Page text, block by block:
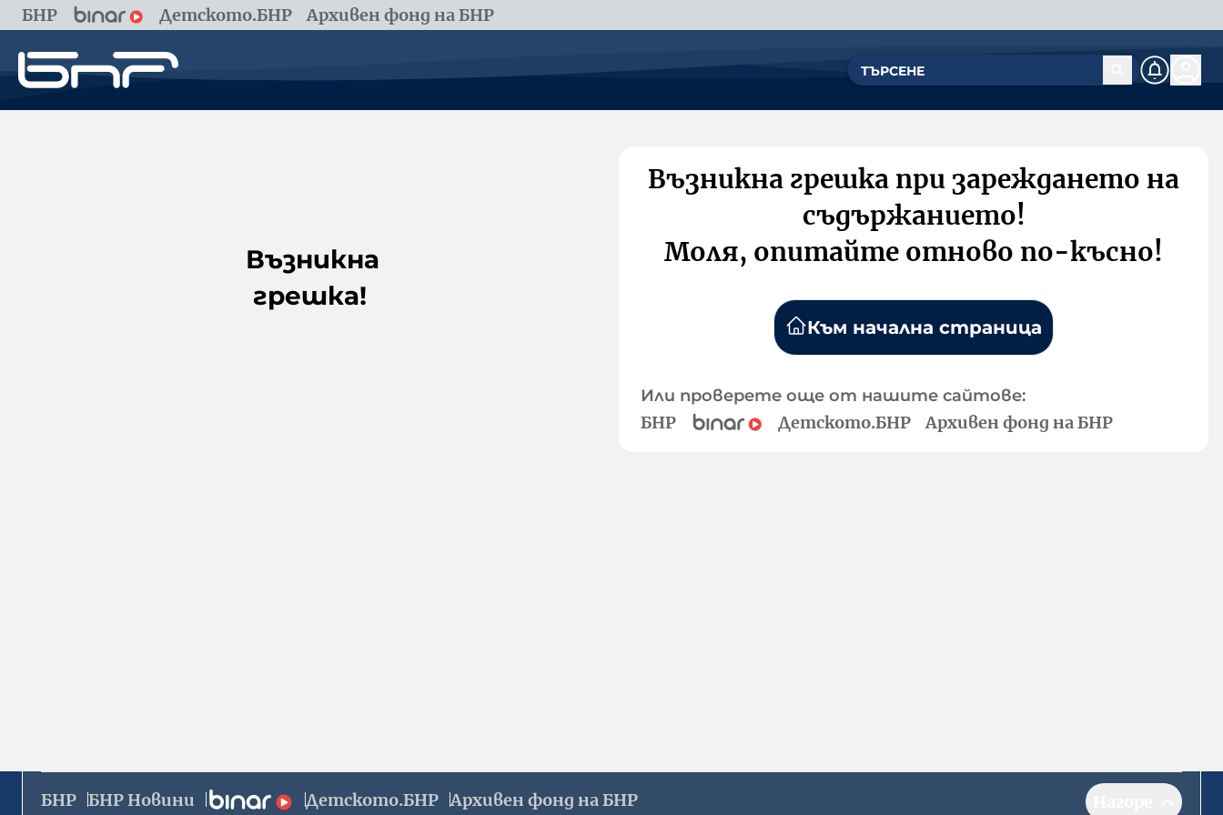
БНР Детското.БНР Архивен фонд на БНР
Възникна
грешка!
Възникна грешка при зареждането на
съдържанието!
Моля, опитайте отново по-късно!
Към начална страница
Или проверете още от нашите сайтове:
БНР Детското.БНР Архивен фонд на БНР
БНР БНР Новини Детското.БНР Архивен фонд на БНР